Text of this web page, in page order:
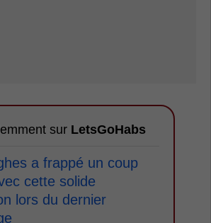
sur LetsGoHabs
a frappé un coup
cette solide
lors du dernier